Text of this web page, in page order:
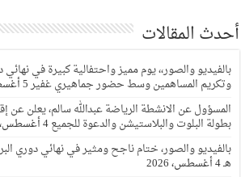
أحدث المقالات
وتكريم المساهمين وسط حضور جماهيري غفير5 أغسطس، 2026
المسؤول عن الانشطة الرياضة عبدالله سالم، يعلن عن
بطولة البلوت والبلاستيشن والدعوة للجميع4 أغسطس، 2026
هـ4 أغسطس، 2026